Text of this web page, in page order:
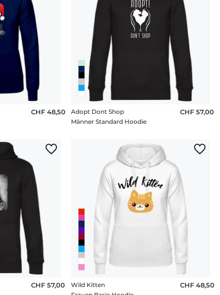
CHF 48,50
Adopt Dont Shop
Männer Standard Hoodie
CHF 57,00
CHF 57,00
Wild Kitten
CHF 48,50